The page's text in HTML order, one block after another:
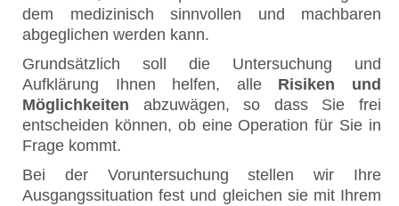
dem medizinisch sinnvollen und machbaren
abgeglichen werden kann.
Grundsätzlich soll die Untersuchung und
Aufklärung Ihnen helfen, alle Risiken und
Möglichkeiten abzuwägen, so dass Sie frei
entscheiden können, ob eine Operation für Sie in
Frage kommt.
Bei der Voruntersuchung stellen wir Ihre
Ausgangssituation fest und gleichen sie mit Ihrem